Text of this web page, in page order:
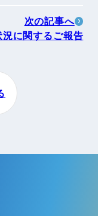
次の記事へ
に関するご報告